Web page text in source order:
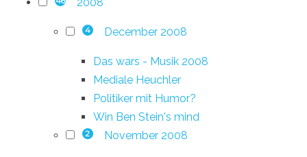
4 December 2008
Das wars - Musik 2008
Mediale Heuchler
Politiker mit Humor?
Win Ben Stein's mind
2 November 2008